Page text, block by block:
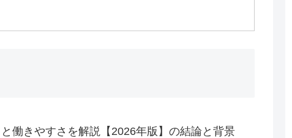
働きやすさを解説【2026年版】の結論と背景